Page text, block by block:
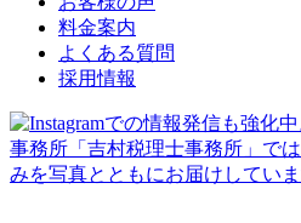
料金案内
よくある質問
採用情報